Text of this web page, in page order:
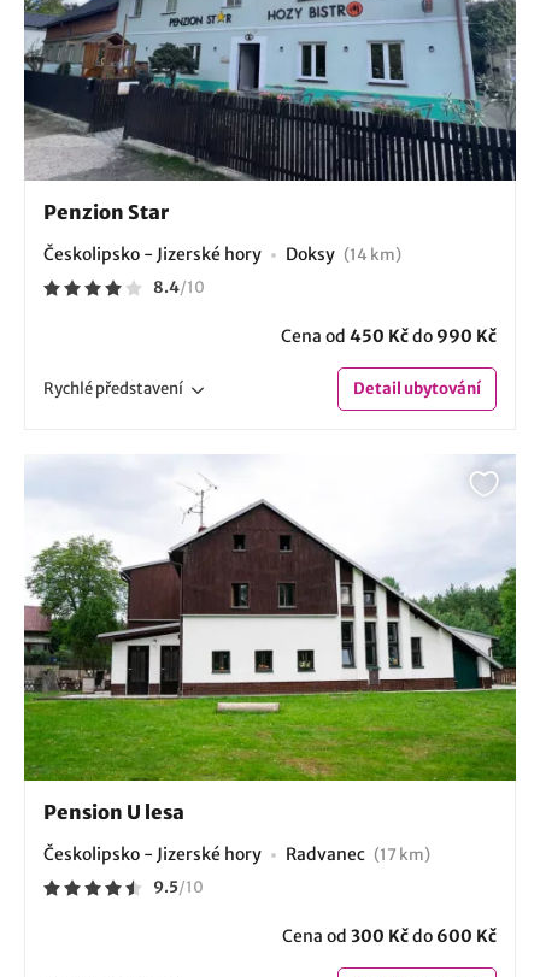
Penzion Star
Českolipsko - Jizerské hory Doksy (14 km)
8.4/10
Cena od 450 Kčdo 990 Kč
Rychlépředstavení Detailubytování
Pension U lesa
Českolipsko - Jizerské hory Radvanec (17 km)
9.5/10
Cena od 300 Kčdo 600 Kč